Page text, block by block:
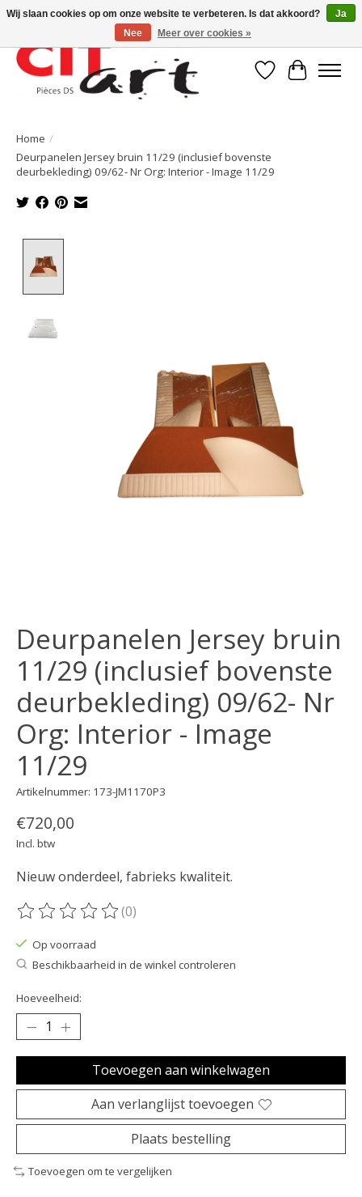
Verlanglijst
Home /
Deurpanelen Jersey bruin 11/29 (inclusief bovenste
deurbekleding) 09/62- Nr Org: Interior - Image 11/29
Deurpanelen Jersey bruin
11/29 (inclusief bovenste
deurbekleding) 09/62- Nr
Org: Interior - Image
11/29
Artikelnummer: 173-JM1170P3
€720,00
Incl. btw
Nieuw onderdeel, fabrieks kwaliteit.
De beoordeling van dit product is
(0)
Op voorraad
Beschikbaarheid in de winkel controleren
Hoeveelheid:
Toevoegen aan winkelwagen
Aan verlanglijst toevoegen
Plaats bestelling
Toevoegen om te vergelijken
Wij slaan cookies op om onze website te verbeteren. Is dat akkoord?
Ja
Nee
Meer over cookies »